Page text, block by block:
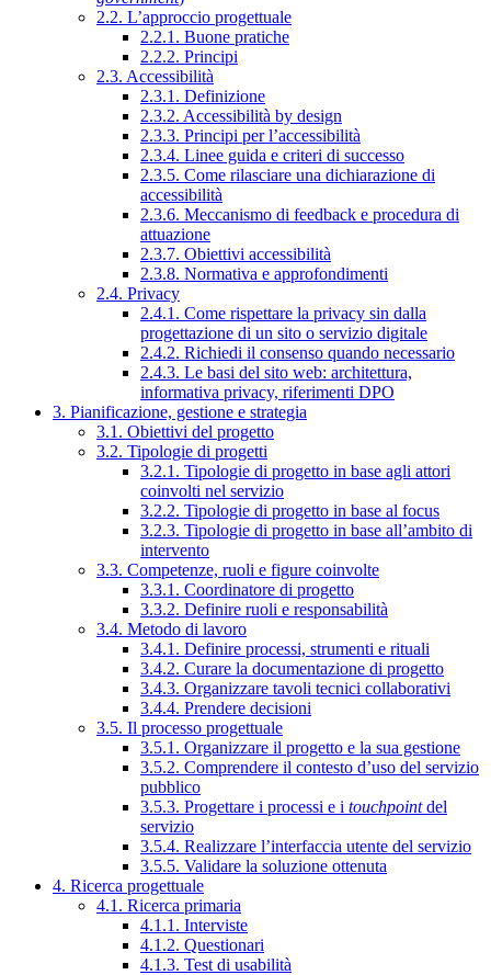
2.2. L’approccio progettuale
2.2.1. Buone pratiche
2.2.2. Principi
2.3. Accessibilità
2.3.1. Definizione
2.3.2. Accessibilità by design
2.3.3. Principi per l’accessibilità
2.3.4. Linee guida e criteri di successo
2.3.5. Come rilasciare una dichiarazione di
accessibilità
2.3.6. Meccanismo di feedback e procedura di
attuazione
2.3.7. Obiettivi accessibilità
2.3.8. Normativa e approfondimenti
2.4. Privacy
2.4.1. Come rispettare la privacy sin dalla
progettazione di un sito o servizio digitale
2.4.2. Richiedi il consenso quando necessario
2.4.3. Le basi del sito web: architettura,
informativa privacy, riferimenti DPO
3. Pianificazione, gestione e strategia
3.1. Obiettivi del progetto
3.2. Tipologie di progetti
3.2.1. Tipologie di progetto in base agli attori
coinvolti nel servizio
3.2.2. Tipologie di progetto in base al focus
3.2.3. Tipologie di progetto in base all’ambito di
intervento
3.3. Competenze, ruoli e figure coinvolte
3.3.1. Coordinatore di progetto
3.3.2. Definire ruoli e responsabilità
3.4. Metodo di lavoro
3.4.1. Definire processi, strumenti e rituali
3.4.2. Curare la documentazione di progetto
3.4.3. Organizzare tavoli tecnici collaborativi
3.4.4. Prendere decisioni
3.5. Il processo progettuale
3.5.1. Organizzare il progetto e la sua gestione
3.5.2. Comprendere il contesto d’uso del servizio
pubblico
3.5.3. Progettare i processi e i touchpointdel
servizio
3.5.4. Realizzare l’interfaccia utente del servizio
3.5.5. Validare la soluzione ottenuta
4. Ricerca progettuale
4.1. Ricerca primaria
4.1.1. Interviste
4.1.2. Questionari
4.1.3. Test di usabilità